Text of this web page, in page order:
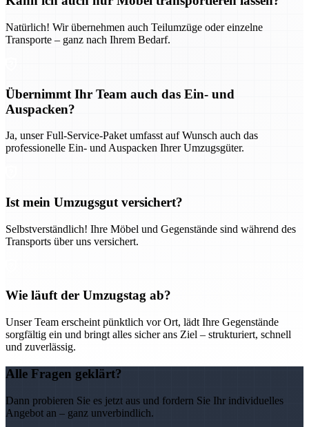
Natürlich! Wir übernehmen auch Teilumzüge oder einzelne
Transporte – ganz nach Ihrem Bedarf.
Übernimmt Ihr Team auch das Ein- und
Auspacken?
Ja, unser Full-Service-Paket umfasst auf Wunsch auch das
professionelle Ein- und Auspacken Ihrer Umzugsgüter.
Ist mein Umzugsgut versichert?
Selbstverständlich! Ihre Möbel und Gegenstände sind während des
Transports über uns versichert.
Wie läuft der Umzugstag ab?
Unser Team erscheint pünktlich vor Ort, lädt Ihre Gegenstände
sorgfältig ein und bringt alles sicher ans Ziel – strukturiert, schnell
und zuverlässig.
Alle Fragen geklärt?
Dann probieren Sie es jetzt aus und fordern Sie Ihr individuelles
Angebot an – ganz unverbindlich.